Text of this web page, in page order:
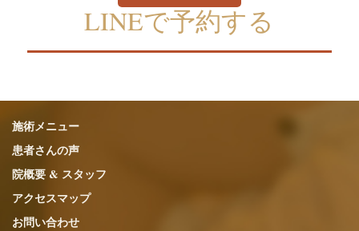
LINEで予約する
施術メニュー
患者さんの声
院概要 & スタッフ
アクセスマップ
お問い合わせ